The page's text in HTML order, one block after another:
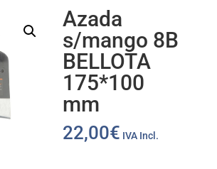
Azada
s/mango 8B
BELLOTA
175*100
mm
22,00€ IVA Incl.